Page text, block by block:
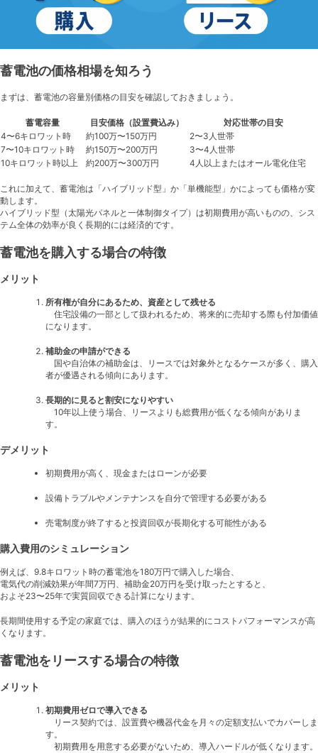
蓄電池の価格相場を知ろう
まずは、蓄電池の容量別価格の目安を確認しておきましょう。
蓄電容量 目安価格（設置費込み）
対応世帯の目安
4〜6キロワット時
約100万〜150万円
2〜3人世帯
7〜10キロワット時
約150万〜200万円
3〜4人世帯
10キロワット時以上
約200万〜300万円 4人以上またはオール電化住宅
これに加えて、蓄電池は「ハイブリッド型」か「単機能型」かによっても価格が変
動します。
ハイブリッド型（太陽光パネルと一体制御タイプ）は初期費用が高いものの、シス
テム全体の効率が良く長期的には経済的です。
蓄電池を購入する場合の特徴
メリット
所有権が自分にあるため、資産として残せる
住宅設備の一部として扱われるため、将来的に売却する際も付加価値
になります。
補助金の申請ができる
国や自治体の補助金は、リースでは対象外となるケースが多く、購入
者が優遇される傾向にあります。
長期的に見ると割安になりやすい
10年以上使う場合、リースよりも総費用が低くなる傾向がありま
す。
デメリット
初期費用が高く、現金またはローンが必要
設備トラブルやメンテナンスを自分で管理する必要がある
売電制度が終了すると投資回収が長期化する可能性がある
購入費用のシミュレーション
例えば、9.8キロワット時の蓄電池を180万円で購入した場合、
電気代の削減効果が年間7万円、補助金20万円を受け取ったとすると、
およそ23〜25年で実質回収できる計算になります。
長期間使用する予定の家庭では、購入のほうが結果的にコストパフォーマンスが高
くなります。
蓄電池をリースする場合の特徴
メリット
初期費用ゼロで導入できる
リース契約では、設置費や機器代金を月々の定額支払いでカバーしま
す。
初期費用を用意する必要がないため、導入ハードルが低くなります。